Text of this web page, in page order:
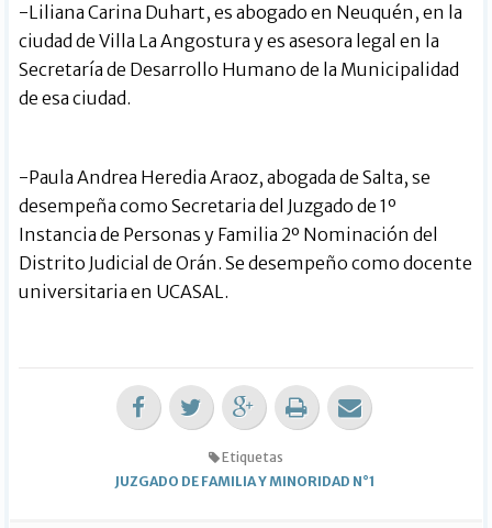
-Liliana Carina Duhart, es abogado en Neuquén, en la
ciudad de Villa La Angostura y es asesora legal en la
Secretaría de Desarrollo Humano de la Municipalidad
de esa ciudad.
-Paula Andrea Heredia Araoz, abogada de Salta, se
desempeña como Secretaria del Juzgado de 1º
Instancia de Personas y Familia 2º Nominación del
Distrito Judicial de Orán. Se desempeño como docente
universitaria en UCASAL.
Etiquetas
JUZGADO DE FAMILIA Y MINORIDAD N°1